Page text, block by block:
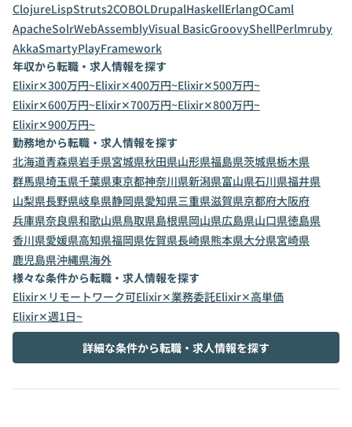
ClojureLispStruts2COBOLDrupalHaskellErlangOCaml
ApacheSolrWebAssemblyVisual BasicGroovyShellPerlmruby
AkkaSmartyPlayFramework
年収から転職・求人情報を探す
Elixir✕300万円~Elixir✕400万円~Elixir✕500万円~
Elixir✕600万円~Elixir✕700万円~Elixir✕800万円~
Elixir✕900万円~
勤務地から転職・求人情報を探す
北海道青森県岩手県宮城県秋田県山形県福島県茨城県栃木県
群馬県埼玉県千葉県東京都神奈川県新潟県富山県石川県福井県
山梨県長野県岐阜県静岡県愛知県三重県滋賀県京都府大阪府
兵庫県奈良県和歌山県鳥取県島根県岡山県広島県山口県徳島県
香川県愛媛県高知県福岡県佐賀県長崎県熊本県大分県宮崎県
鹿児島県沖縄県海外
様々な条件から転職・求人情報を探す
Elixir✕リモートワーク可Elixir✕業務委託Elixir✕高単価
Elixir✕週1日~
詳細な条件から転職・求人情報を探す